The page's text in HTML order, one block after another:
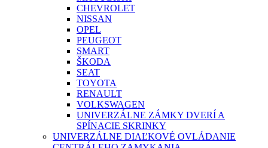
CHEVROLET
NISSAN
OPEL
PEUGEOT
SMART
ŠKODA
SEAT
TOYOTA
RENAULT
VOLKSWAGEN
UNIVERZÁLNE ZÁMKY DVERÍ A
SPÍNACIE SKRINKY
UNIVERZÁLNE DIAĽKOVÉ OVLÁDANIE